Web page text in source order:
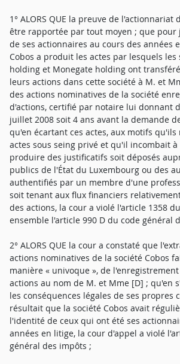
1° ALORS QUE la preuve de l'actionnariat
être rapportée par tout moyen ; que
de ses actionnaires au cours des années
Cobos a produit les actes par lesquels les
holding et Monegate holding ont
leurs actions dans cette société à M. et
des actions nominatives de la société
d'actions, certifié par notaire lui donnant
juillet 2008 soit 4 ans avant la demande
qu'en écartant ces actes, aux motifs qu'ils
actes sous seing privé et qu'il incombait à
produire des justificatifs soit déposés
publics de l'État du Luxembourg ou des
authentifiés par un membre d'une
soit tenant aux flux financiers
des actions, la cour a violé l'article 1358
ensemble l'article 990 D du code général
2° ALORS QUE la cour a constaté que
actions nominatives de la société Cobos
manière « univoque », de
actions au nom de M. et Mme [D] ; qu'en
les conséquences légales de ses propres
résultait que la société Cobos avait
l'identité de ceux qui ont été ses
années en litige, la cour d'appel a violé
général des impôts ;